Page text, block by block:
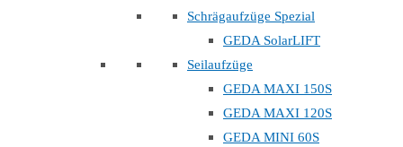
Schrägaufzüge Spezial
GEDA SolarLIFT
Seilaufzüge
GEDA MAXI 150S
GEDA MAXI 120S
GEDA MINI 60S